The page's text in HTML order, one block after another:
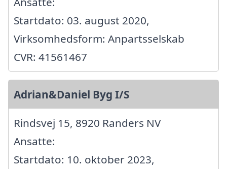
Startdato: 03. august 2020,
Virksomhedsform: Anpartsselskab
CVR: 41561467
Adrian&Daniel Byg I/S
Rindsvej 15, 8920 Randers NV
Ansatte:
Startdato: 10. oktober 2023,